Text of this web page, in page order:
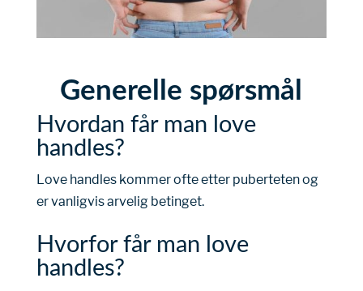
Generelle spørsmål
Hvordan får man love
handles?
Love handles kommer ofte etter puberteten og
er vanligvis arvelig betinget.
Hvorfor får man love
handles?